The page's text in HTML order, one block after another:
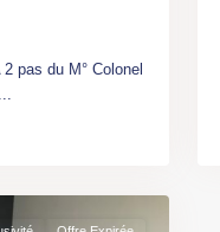
pas du M° Colonel
...